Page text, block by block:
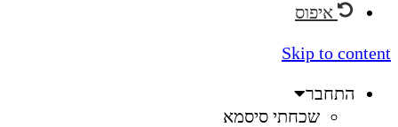
איפוס
Skip to content
התחבר
שכחתי סיסמא